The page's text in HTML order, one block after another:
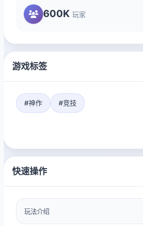
600K 玩家
游戏标签
#神作 #竞技
快速操作
玩法介绍